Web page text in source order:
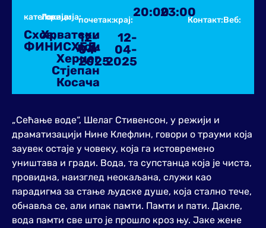
категорија:
Схов,
ФИНИСХЕД
Локација:
Хрватски
дом
Херцег
Стјепан
Косача
почетак:
12-
04-
2025
крај:
12-
04-
2025
20:0023:00
Контакт:Веб:
„Сећање воде“, Шелаг Стивенсон, у режији и
драматизацији Нине Клефлин, говори о трауми која
заувек остаје у човеку, која га истовремено
уништава и гради. Вода, та супстанца која је чиста,
провидна, наизглед неокаљана, служи као
парадигма за стање људске душе, која стално тече,
обнавља се, али ипак памти. Памти и пати. Дакле,
вода памти све што је прошло кроз њу. Јаке жене